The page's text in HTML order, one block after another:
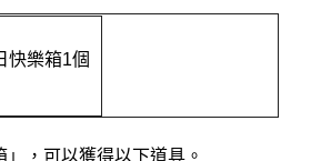
快樂箱1個
，可以獲得以下道具。